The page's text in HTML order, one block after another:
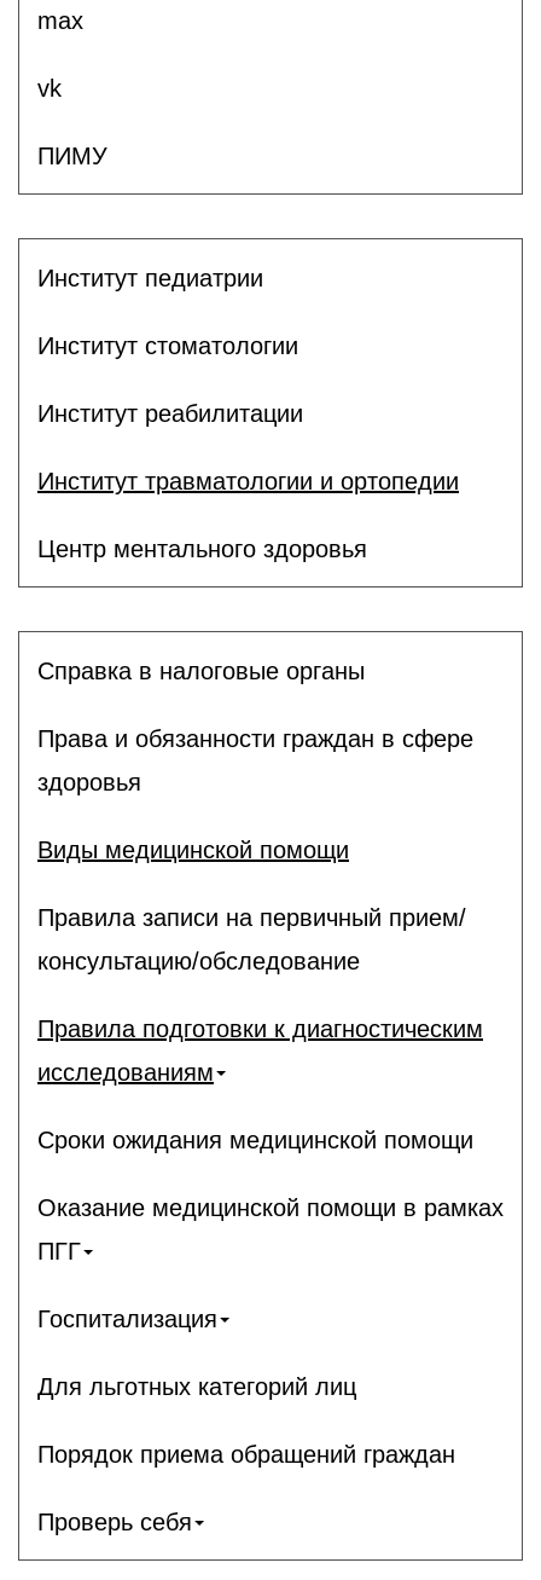
max
vk
ПИМУ
Институт педиатрии
Институт стоматологии
Институт реабилитации
Институт травматологии и ортопедии
Центр ментального здоровья
Справка в налоговые органы
Права и обязанности граждан в сфере
здоровья
Виды медицинской помощи
Правила записи на первичный прием/
консультацию/обследование
Правила подготовки к диагностическим
исследованиям
Сроки ожидания медицинской помощи
Оказание медицинской помощи в рамках
ПГГ
Госпитализация
Для льготных категорий лиц
Порядок приема обращений граждан
Проверь себя